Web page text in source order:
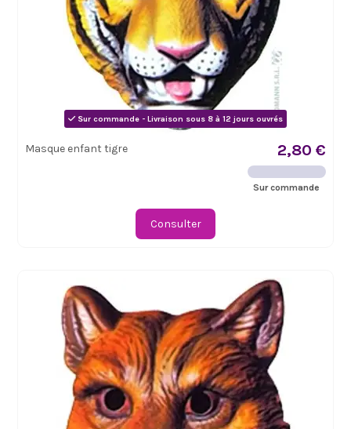
Sur commande - Livraison sous 8 à 12 jours ouvrés
Masque enfant tigre 2,80 €
Sur commande
Consulter